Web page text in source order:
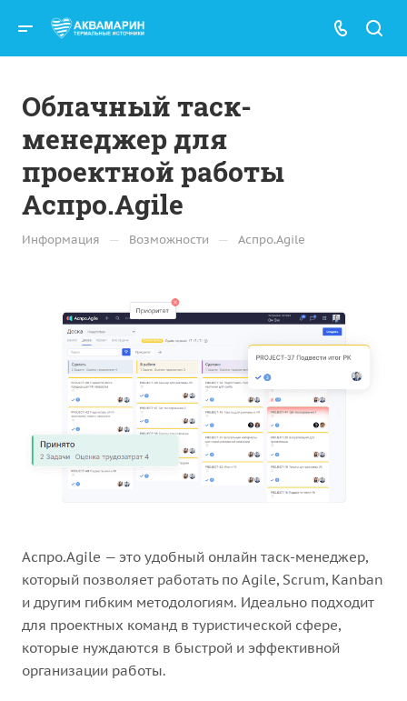
Облачный таск-
менеджер для
проектной работы
Аспро.Agile
Информация — Возможности — Аспро.Agile
Аспро.Agile — это удобный онлайн таск-менеджер,
который позволяет работать по Agile, Scrum, Kanban
и другим гибким методологиям. Идеально подходит
для проектных команд в туристической сфере,
которые нуждаются в быстрой и эффективной
организации работы.